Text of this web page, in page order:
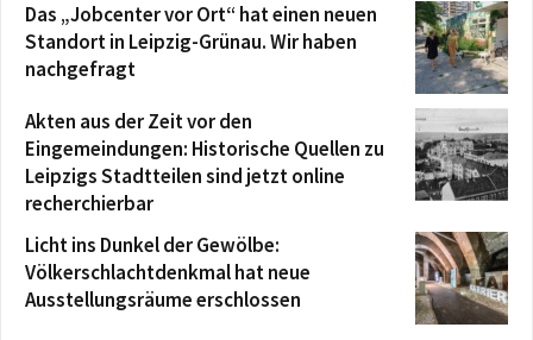
Das „Jobcenter vor Ort“ hat einen neuen
Standort in Leipzig-Grünau. Wir haben
nachgefragt
Akten aus der Zeit vor den
Eingemeindungen: Historische Quellen zu
Leipzigs Stadtteilen sind jetzt online
recherchierbar
Licht ins Dunkel der Gewölbe:
Völkerschlachtdenkmal hat neue
Ausstellungsräume erschlossen